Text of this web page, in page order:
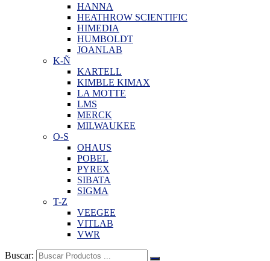
HANNA
HEATHROW SCIENTIFIC
HIMEDIA
HUMBOLDT
JOANLAB
K-Ñ
KARTELL
KIMBLE KIMAX
LA MOTTE
LMS
MERCK
MILWAUKEE
O-S
OHAUS
POBEL
PYREX
SIBATA
SIGMA
T-Z
VEEGEE
VITLAB
VWR
Buscar: